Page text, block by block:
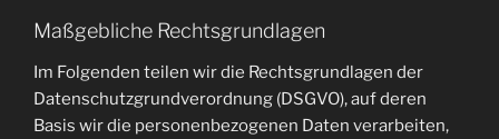
Maßgebliche Rechtsgrundlagen
Im Folgenden teilen wir die Rechtsgrundlagen der
Datenschutzgrundverordnung (DSGVO), auf deren
Basis wir die personenbezogenen Daten verarbeiten,